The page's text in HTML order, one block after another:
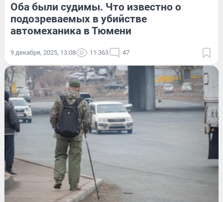
Оба были судимы. Что известно о
подозреваемых в убийстве
автомеханика в Тюмени
9 декабря, 2025, 13:08 11 363 47